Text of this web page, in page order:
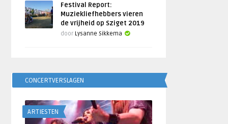
Festival Report:
Muziekliefhebbers vieren
de vrijheid op Sziget 2019
door Lysanne Sikkema
CONCERTVERSLAGEN
ARTIESTEN